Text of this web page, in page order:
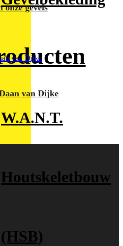
W.A.N.T.
Houtskeletbouw
(HSB)
gevels
van Dijke